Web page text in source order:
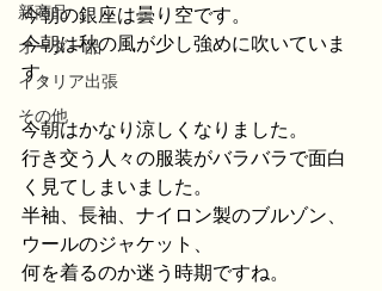
新商品
オーダー品
イタリア出張
その他
今朝の銀座は曇り空です。
今朝は秋の風が少し強めに吹いていま
す。
今朝はかなり涼しくなりました。
行き交う人々の服装がバラバラで面白
く見てしまいました。
半袖、長袖、ナイロン製のブルゾン、
ウールのジャケット、
何を着るのか迷う時期ですね。